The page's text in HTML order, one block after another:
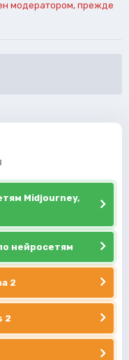
модератором, прежде
Midjourney,
нейросетям
2
2